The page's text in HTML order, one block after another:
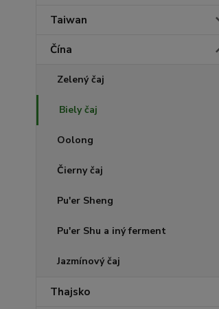
Taiwan
Čína
Zelený čaj
Biely čaj
Oolong
Čierny čaj
Pu'er Sheng
Pu'er Shu a iný ferment
Jazmínový čaj
Thajsko